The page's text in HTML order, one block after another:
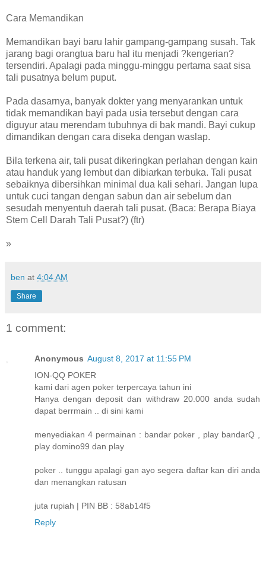
Cara Memandikan
Memandikan bayi baru lahir gampang-gampang susah. Tak
jarang bagi orangtua baru hal itu menjadi ?kengerian?
tersendiri. Apalagi pada minggu-minggu pertama saat sisa
tali pusatnya belum puput.
Pada dasarnya, banyak dokter yang menyarankan untuk
tidak memandikan bayi pada usia tersebut dengan cara
diguyur atau merendam tubuhnya di bak mandi. Bayi cukup
dimandikan dengan cara diseka dengan waslap.
Bila terkena air, tali pusat dikeringkan perlahan dengan kain
atau handuk yang lembut dan dibiarkan terbuka. Tali pusat
sebaiknya dibersihkan minimal dua kali sehari. Jangan lupa
untuk cuci tangan dengan sabun dan air sebelum dan
sesudah menyentuh daerah tali pusat. (Baca: Berapa Biaya
Stem Cell Darah Tali Pusat?) (ftr)
»
ben at 4:04 AM
Share
1 comment:
Anonymous August 8, 2017 at 11:55 PM
ION-QQ POKER
kami dari agen poker terpercaya tahun ini
Hanya dengan deposit dan withdraw 20.000 anda sudah
dapat berrmain .. di sini kami
menyediakan 4 permainan : bandar poker , play bandarQ ,
play domino99 dan play
poker .. tunggu apalagi gan ayo segera daftar kan diri anda
dan menangkan ratusan
juta rupiah | PIN BB : 58ab14f5
Reply